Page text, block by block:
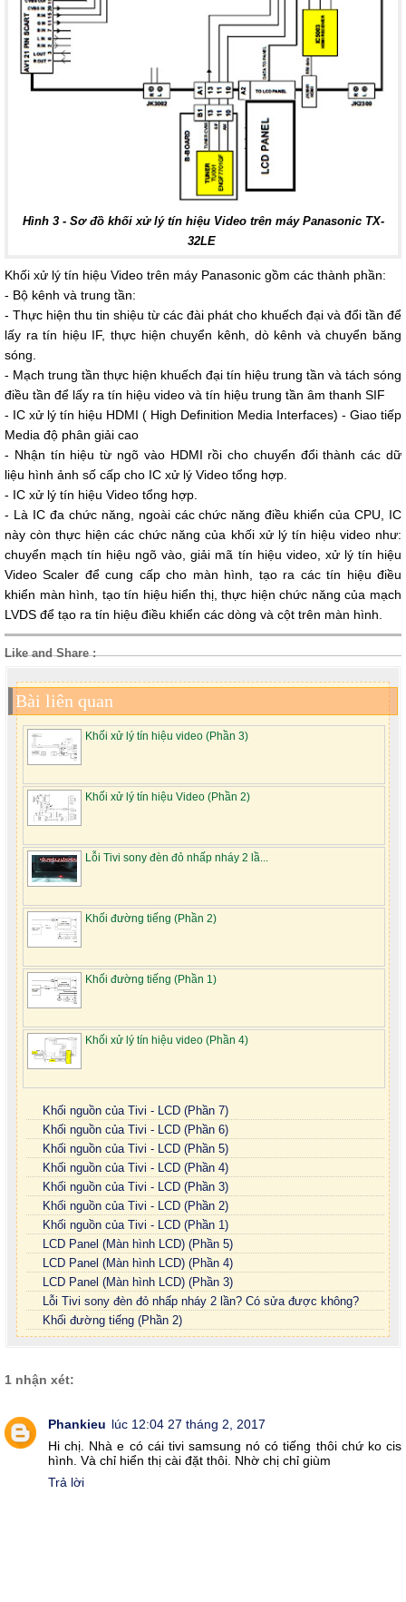
Hình 3 - Sơ đồ khối xử lý tín hiệu Video trên máy Panasonic TX-
32LE
Khối xử lý tín hiệu Video trên máy Panasonic gồm các thành phần:
- Bộ kênh và trung tần:
- Thực hiện thu tin shiệu từ các đài phát cho khuếch đại và đổi tần để
lấy ra tín hiệu IF, thực hiện chuyển kênh, dò kênh và chuyển băng
sóng.
- Mạch trung tần thực hiện khuếch đại tín hiệu trung tần và tách sóng
điều tần để lấy ra tín hiệu video và tín hiệu trung tần âm thanh SIF
- IC xử lý tín hiệu HDMI ( High Definition Media Interfaces) - Giao tiếp
Media độ phân giải cao
- Nhận tín hiệu từ ngõ vào HDMI rồi cho chuyển đổi thành các dữ
liệu hình ảnh số cấp cho IC xử lý Video tổng hợp.
- IC xử lý tín hiệu Video tổng hợp.
- Là IC đa chức năng, ngoài các chức năng điều khiển của CPU, IC
này còn thực hiện các chức năng của khối xử lý tín hiệu video như:
chuyển mạch tín hiệu ngõ vào, giải mã tín hiệu video, xử lý tín hiệu
Video Scaler để cung cấp cho màn hình, tạo ra các tín hiệu điều
khiển màn hình, tạo tín hiệu hiển thị, thực hiện chức năng của mạch
LVDS để tạo ra tín hiệu điều khiển các dòng và cột trên màn hình.
Like and Share :
Bài liên quan
Khối xử lý tín hiệu video (Phần 3)
Khối xử lý tín hiệu Video (Phần 2)
Lỗi Tivi sony đèn đỏ nhấp nháy 2 lầ...
Khối đường tiếng (Phần 2)
Khối đường tiếng (Phần 1)
Khối xử lý tín hiệu video (Phần 4)
Khối nguồn của Tivi - LCD (Phần 7)
Khối nguồn của Tivi - LCD (Phần 6)
Khối nguồn của Tivi - LCD (Phần 5)
Khối nguồn của Tivi - LCD (Phần 4)
Khối nguồn của Tivi - LCD (Phần 3)
Khối nguồn của Tivi - LCD (Phần 2)
Khối nguồn của Tivi - LCD (Phần 1)
LCD Panel (Màn hình LCD) (Phần 5)
LCD Panel (Màn hình LCD) (Phần 4)
LCD Panel (Màn hình LCD) (Phần 3)
Lỗi Tivi sony đèn đỏ nhấp nháy 2 lần? Có sửa được không?
Khối đường tiếng (Phần 2)
1 nhận xét:
Phankieu lúc 12:04 27 tháng 2, 2017
Hi chị. Nhà e có cái tivi samsung nó có tiếng thôi chứ ko cis
hình. Và chỉ hiển thị cài đặt thôi. Nhờ chị chỉ giùm
Trả lời